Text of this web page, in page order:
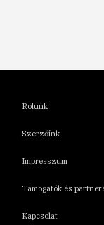
Rólunk
Szerzőink
Impresszum
Támogatók és
Kapcsolat